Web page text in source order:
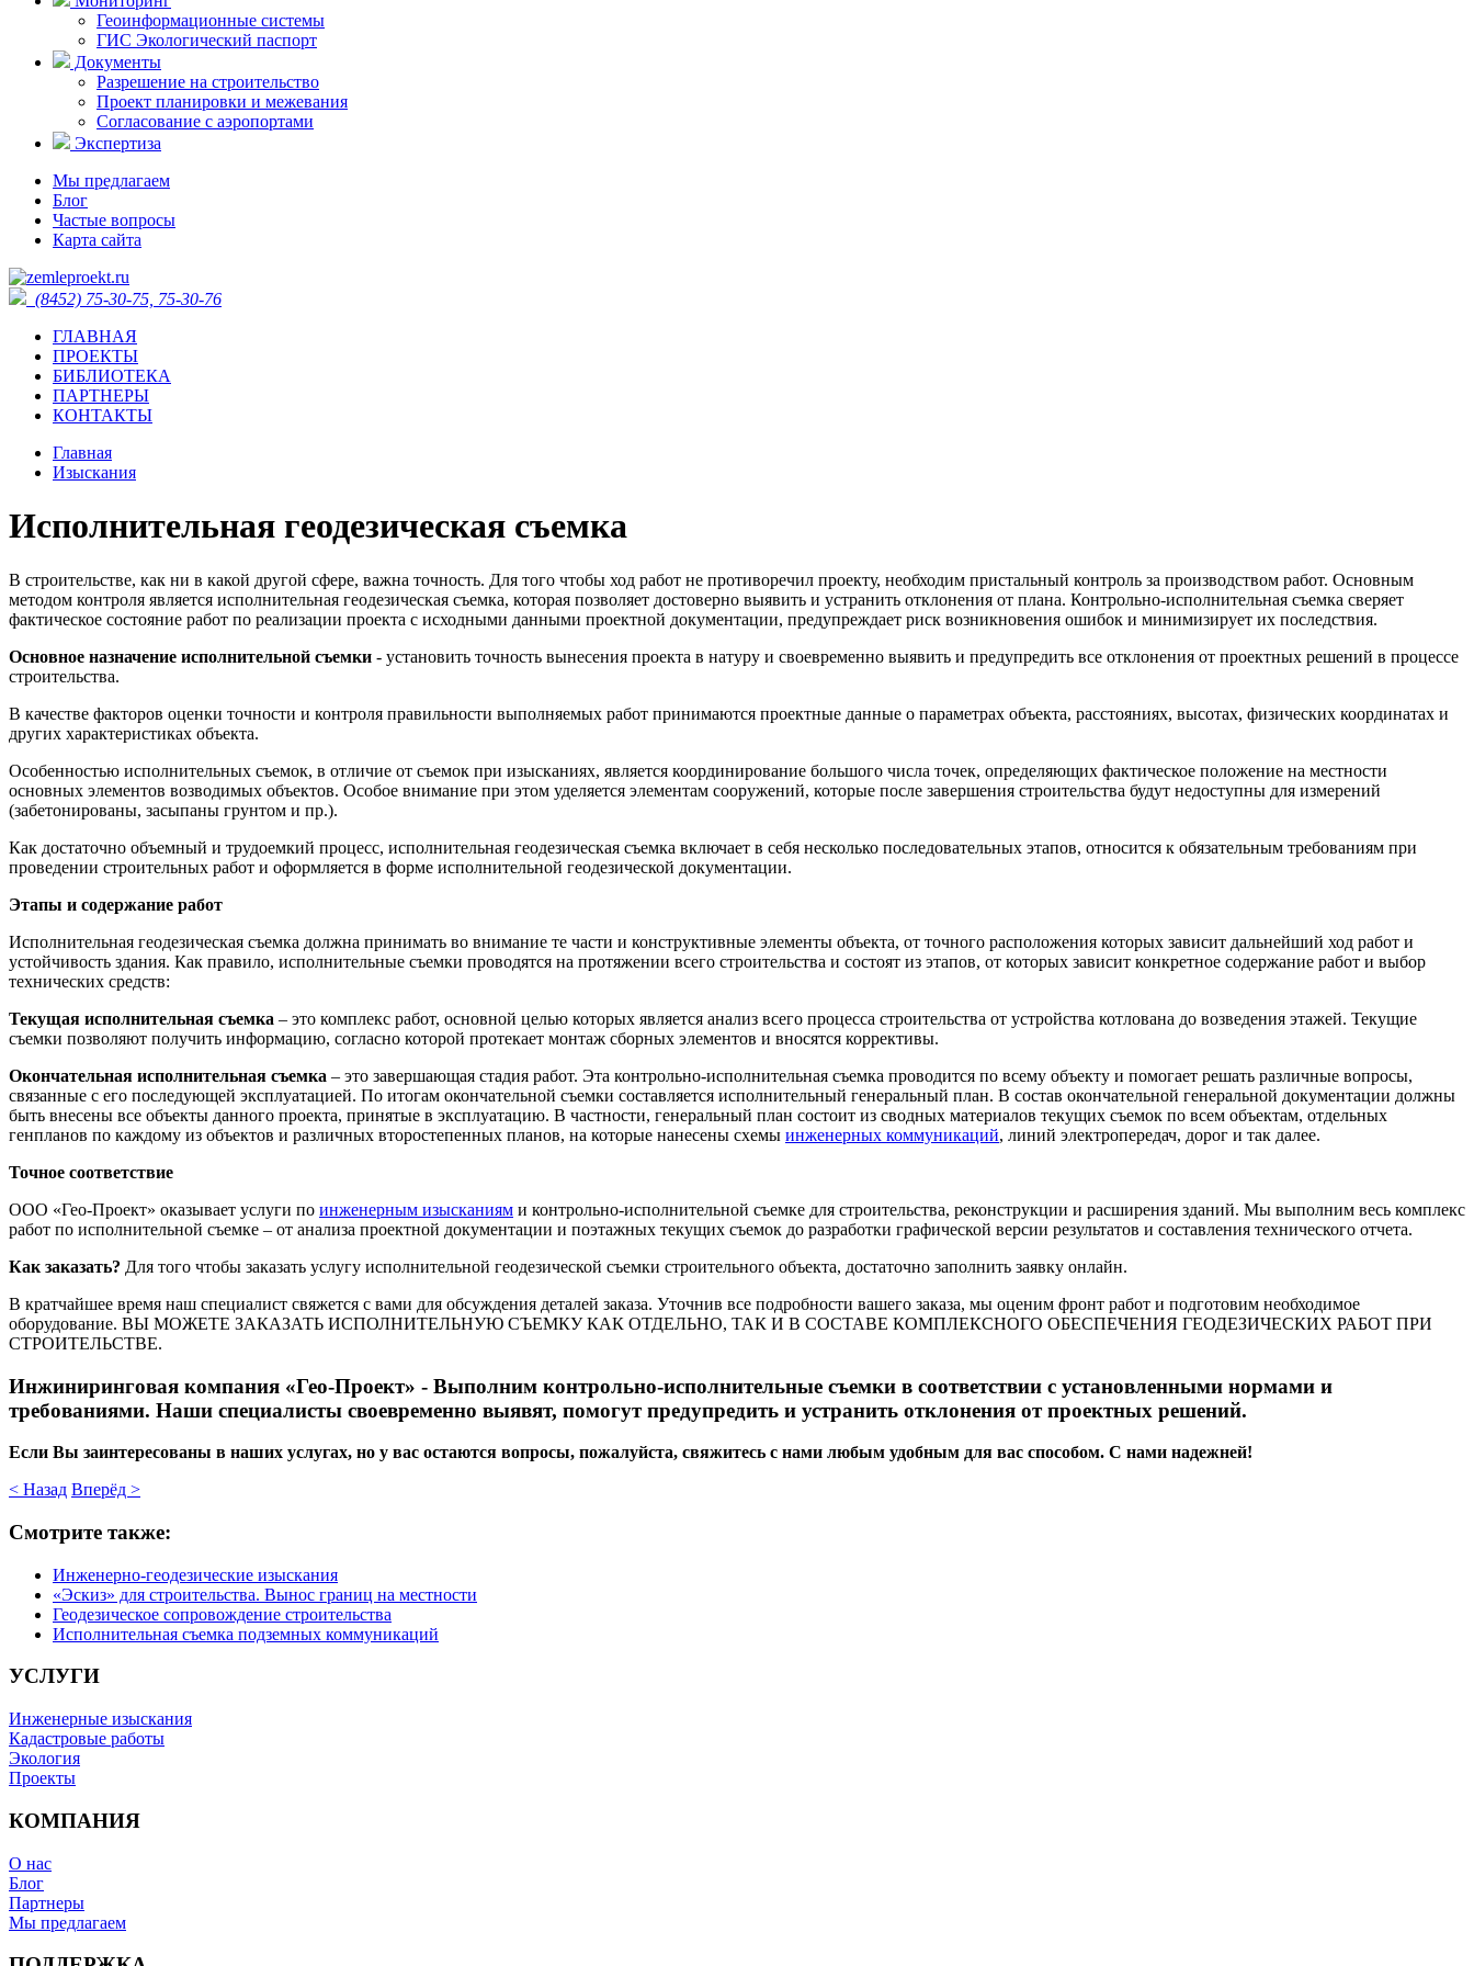
Геоинформационные системы
ГИС Экологический паспорт
Документы
Разрешение на строительство
Проект планировки и межевания
Согласование с аэропортами
Экспертиза
Мы предлагаем
Блог
Частые вопросы
Карта сайта
(8452) 75-30-75, 75-30-76
ГЛАВНАЯ
ПРОЕКТЫ
БИБЛИОТЕКА
ПАРТНЕРЫ
КОНТАКТЫ
Главная
Изыскания
Исполнительная геодезическая съемка
В строительстве, как ни в какой другой сфере, важна точность. Для того чтобы ход работ не противоречил проекту, необходим пристальный контроль за производством работ. Основным
методом контроля является исполнительная геодезическая съемка, которая позволяет достоверно выявить и устранить отклонения от плана. Контрольно-исполнительная съемка сверяет
фактическое состояние работ по реализации проекта с исходными данными проектной документации, предупреждает риск возникновения ошибок и минимизирует их последствия.
Основное назначение исполнительной съемки - установить точность вынесения проекта в натуру и своевременно выявить и предупредить все отклонения от проектных решений в процессе
строительства.
В качестве факторов оценки точности и контроля правильности выполняемых работ принимаются проектные данные о параметрах объекта, расстояниях, высотах, физических координатах и
других характеристиках объекта.
Особенностью исполнительных съемок, в отличие от съемок при изысканиях, является координирование большого числа точек, определяющих фактическое положение на местности
основных элементов возводимых объектов. Особое внимание при этом уделяется элементам сооружений, которые после завершения строительства будут недоступны для измерений
(забетонированы, засыпаны грунтом и пр.).
Как достаточно объемный и трудоемкий процесс, исполнительная геодезическая съемка включает в себя несколько последовательных этапов, относится к обязательным требованиям при
проведении строительных работ и оформляется в форме исполнительной геодезической документации.
Этапы и содержание работ
Исполнительная геодезическая съемка должна принимать во внимание те части и конструктивные элементы объекта, от точного расположения которых зависит дальнейший ход работ и
устойчивость здания. Как правило, исполнительные съемки проводятся на протяжении всего строительства и состоят из этапов, от которых зависит конкретное содержание работ и выбор
технических средств:
Текущая исполнительная съемка – это комплекс работ, основной целью которых является анализ всего процесса строительства от устройства котлована до возведения этажей. Текущие
съемки позволяют получить информацию, согласно которой протекает монтаж сборных элементов и вносятся коррективы.
Окончательная исполнительная съемка – это завершающая стадия работ. Эта контрольно-исполнительная съемка проводится по всему объекту и помогает решать различные вопросы,
связанные с его последующей эксплуатацией. По итогам окончательной съемки составляется исполнительный генеральный план. В состав окончательной генеральной документации должны
быть внесены все объекты данного проекта, принятые в эксплуатацию. В частности, генеральный план состоит из сводных материалов текущих съемок по всем объектам, отдельных
генпланов по каждому из объектов и различных второстепенных планов, на которые нанесены схемы инженерных коммуникаций, линий электропередач, дорог и так далее.
Точное соответствие
ООО «Гео-Проект» оказывает услуги по инженерным изысканиям и контрольно-исполнительной съемке для строительства, реконструкции и расширения зданий. Мы выполним весь комплекс
работ по исполнительной съемке – от анализа проектной документации и поэтажных текущих съемок до разработки графической версии результатов и составления технического отчета.
Как заказать? Для того чтобы заказать услугу исполнительной геодезической съемки строительного объекта, достаточно заполнить заявку онлайн.
В кратчайшее время наш специалист свяжется с вами для обсуждения деталей заказа. Уточнив все подробности вашего заказа, мы оценим фронт работ и подготовим необходимое
оборудование. ВЫ МОЖЕТЕ ЗАКАЗАТЬ ИСПОЛНИТЕЛЬНУЮ СЪЕМКУ КАК ОТДЕЛЬНО, ТАК И В СОСТАВЕ КОМПЛЕКСНОГО ОБЕСПЕЧЕНИЯ ГЕОДЕЗИЧЕСКИХ РАБОТ ПРИ
СТРОИТЕЛЬСТВЕ.
Инжиниринговая компания «Гео-Проект» - Выполним контрольно-исполнительные съемки в соответствии с установленными нормами и
требованиями. Наши специалисты своевременно выявят, помогут предупредить и устранить отклонения от проектных решений.
Если Вы заинтересованы в наших услугах, но у вас остаются вопросы, пожалуйста, свяжитесь с нами любым удобным для вас способом. С нами надежней!
< Назад Вперёд >
Смотрите также:
Инженерно-геодезические изыскания
«Эскиз» для строительства. Вынос границ на местности
Геодезическое сопровождение строительства
Исполнительная съемка подземных коммуникаций
УСЛУГИ
Инженерные изыскания
Кадастровые работы
Экология
Проекты
КОМПАНИЯ
О нас
Блог
Партнеры
Мы предлагаем